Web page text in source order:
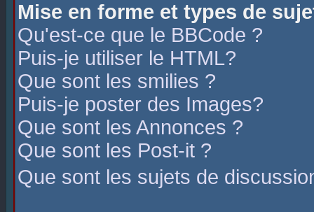
Mise en forme et types de
Qu'est-ce que le BBCode ?
Puis-je utiliser le HTML?
Que sont les smilies ?
Puis-je poster des Images?
Que sont les Annonces ?
Que sont les Post-it ?
Que sont les sujets de